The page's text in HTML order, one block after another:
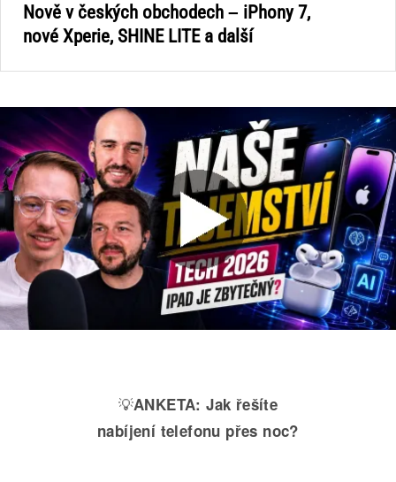
Nově v českých obchodech – iPhony 7,
nové Xperie, SHINE LITE a další
💡ANKETA: Jak řešíte
nabíjení telefonu přes noc?